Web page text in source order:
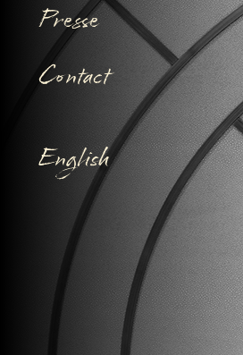
Presse
Contact
English